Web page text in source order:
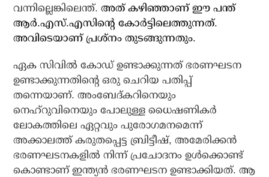
വന്നില്ലെങ്കിലെന്ത്.അത് കഴിഞ്ഞാണ് ഈ പന്ത്
ആര്‍.എസ്.എസിന്റെ കോര്‍ട്ടിലെത്തുന്നത്.
അവിടെയാണ് പ്രശ്‌നം തുടങ്ങുന്നതും.
ഏക സിവില്‍ കോഡ് ഉണ്ടാക്കുന്നത് ഭരണഘടന
ഉണ്ടാക്കുന്നതിന്റെ ഒരു ചെറിയ പതിപ്പ്
തന്നെയാണ്. അംബേദ്കറിനെയും
നെഹ്‌റുവിനെയും പോലുള്ള ധൈഷണികര്‍
ലോകത്തിലെ ഏറ്റവും പുരോഗമനമെന്ന്
അക്കാലത്ത് കരുതപ്പെട്ട ബ്രിട്ടീഷ്, അമേരിക്കന്‍
ഭരണഘടനകളില്‍ നിന്ന് പ്രചോദനം ഉള്‍ക്കൊണ്ട്
കൊണ്ടാണ് ഇന്ത്യന്‍ ഭരണഘടന ഉണ്ടാക്കിയത്. ആ